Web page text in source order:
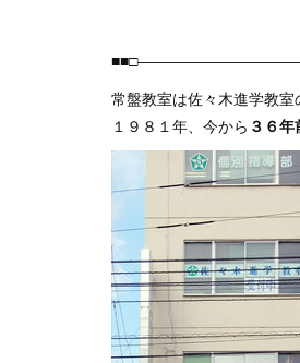
常盤教室は佐々木進学教室
１９８１年、今から ３６年